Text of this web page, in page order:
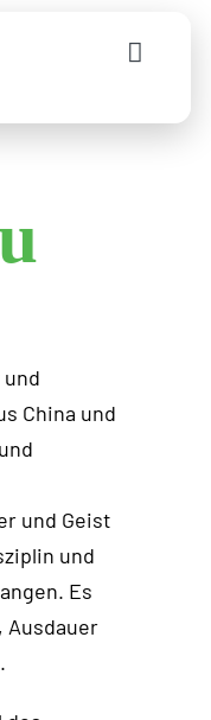
China und
und Geist
und
Es